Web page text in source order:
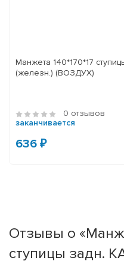
Манжета 140*170*17
(железн.) (ВОЗДУХ)
0 отзывов
заканчивается
636 ₽
Отзывы о
ступицы задн.